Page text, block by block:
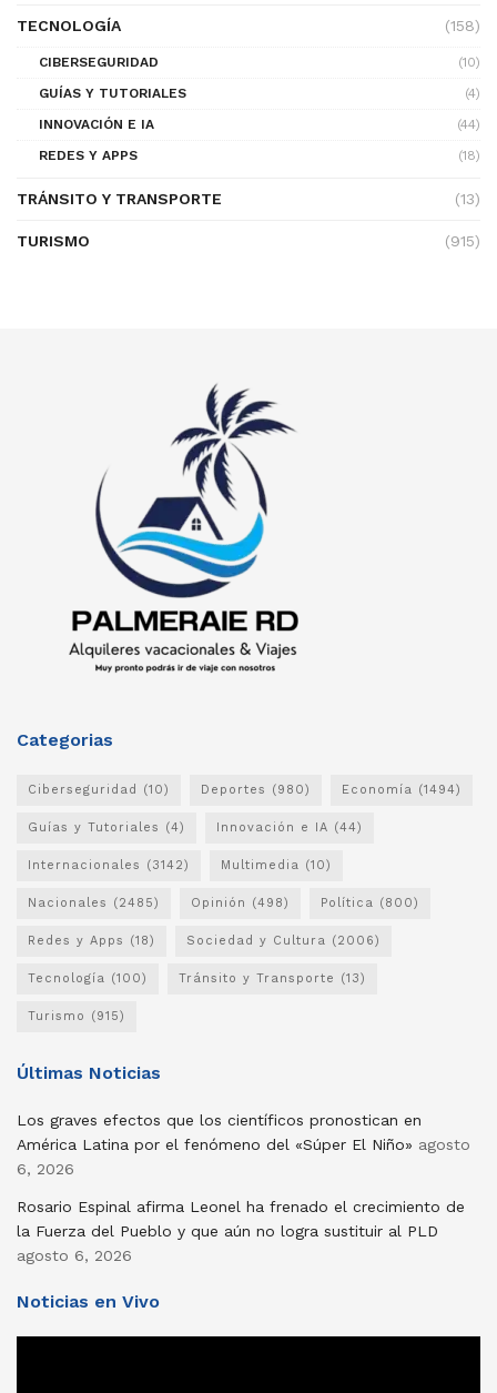
TECNOLOGÍA (158)
CIBERSEGURIDAD
(10)
GUÍAS Y TUTORIALES
(4)
INNOVACIÓN E IA
(44)
REDES Y APPS
(18)
TRÁNSITO Y TRANSPORTE (13)
TURISMO (915)
Categorias
Ciberseguridad (10) Deportes (980) Economía (1494)
Guías y Tutoriales (4) Innovación e IA (44)
Internacionales (3142) Multimedia (10)
Nacionales (2485) Opinión (498) Política (800)
Redes y Apps (18) Sociedad y Cultura (2006)
Tecnología (100) Tránsito y Transporte (13)
Turismo (915)
Últimas Noticias
Los graves efectos que los científicos pronostican en
América Latina por el fenómeno del «Súper El Niño» agosto
6, 2026
Rosario Espinal afirma Leonel ha frenado el crecimiento de
la Fuerza del Pueblo y que aún no logra sustituir al PLD
agosto 6, 2026
Noticias en Vivo